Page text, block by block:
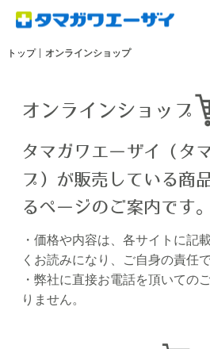
トップ オンラインショップ
オンラインショップ
タマガワエーザイ（タ
プ）が販売している商
るページのご案内です。
・価格や内容は、各サイトに記
くお読みになり、ご自身の責任
・弊社に直接お電話を頂いての
りません。